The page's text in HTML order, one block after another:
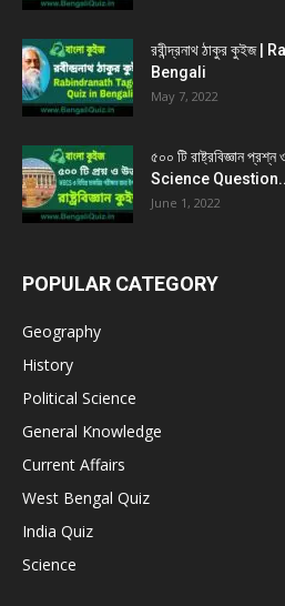
রবীন্দ্রনাথ ঠাকুর
Bengali
May 7, 2022
৫০০ টি রাষ্ট্রবিজ্ঞান
Science
June 1, 2022
POPULAR CATEGORY
Geography
History
Political Science
General Knowledge
Current Affairs
West Bengal Quiz
India Quiz
Science